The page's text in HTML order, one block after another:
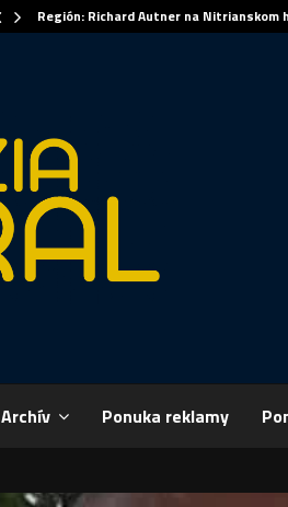
Región: Richard Autner na Nitrianskom
Archív Ponuka reklamy